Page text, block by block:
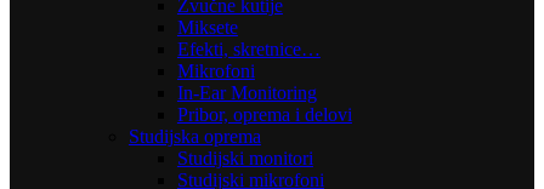
Zvučne kutije
Miksete
Efekti, skretnice…
Mikrofoni
In-Ear Monitoring
Pribor, oprema i delovi
Studijska oprema
Studijski monitori
Studijski mikrofoni